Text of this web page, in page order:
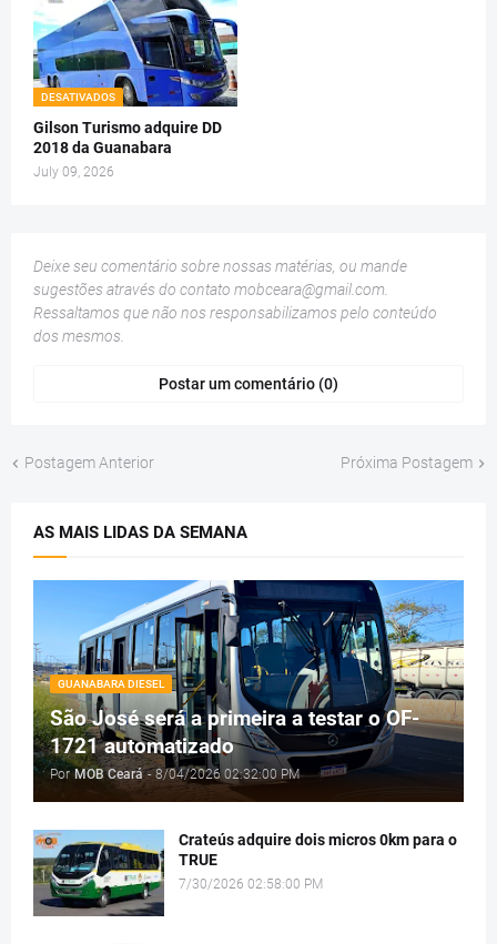
DESATIVADOS
Gilson Turismo adquire DD
2018 da Guanabara
July 09, 2026
Deixe seu comentário sobre nossas matérias, ou mande
sugestões através do contato mobceara@gmail.com
Ressaltamos que não nos responsabilizamos pelo conteúdo
dos mesmos.
Postar um comentário (0)
Postagem Anterior Próxima Postagem
AS MAIS LIDAS DA SEMANA
GUANABARA DIESEL
São José será a primeira a testar o OF-
1721 automatizado
Por MOB Ceará - 8/04/2026 02:32:00 PM
Crateús adquire dois micros 0km para o
TRUE
7/30/2026 02:58:00 PM